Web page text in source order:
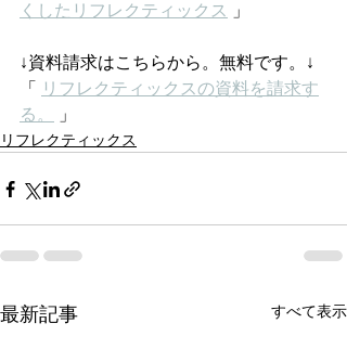
くしたリフレクティックス
」
↓資料請求はこちらから。無料です。↓
「
リフレクティックスの資料を請求す
る。
」
リフレクティックス
最新記事 すべて表示